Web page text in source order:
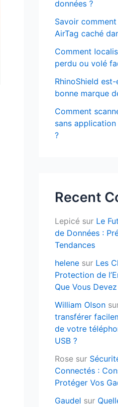
données ?
Savoir
AirTag caché
Comment
perdu ou volé
RhinoShield
bonne marque
Comment
sans
?
Recent
Lepicé sur Le
de Données :
Tendances
helene sur Les
Protection de
Que Vous
William Olson
transférer
de votre
USB ?
Rose sur
Connectés :
Protéger Vos
Gaudel sur